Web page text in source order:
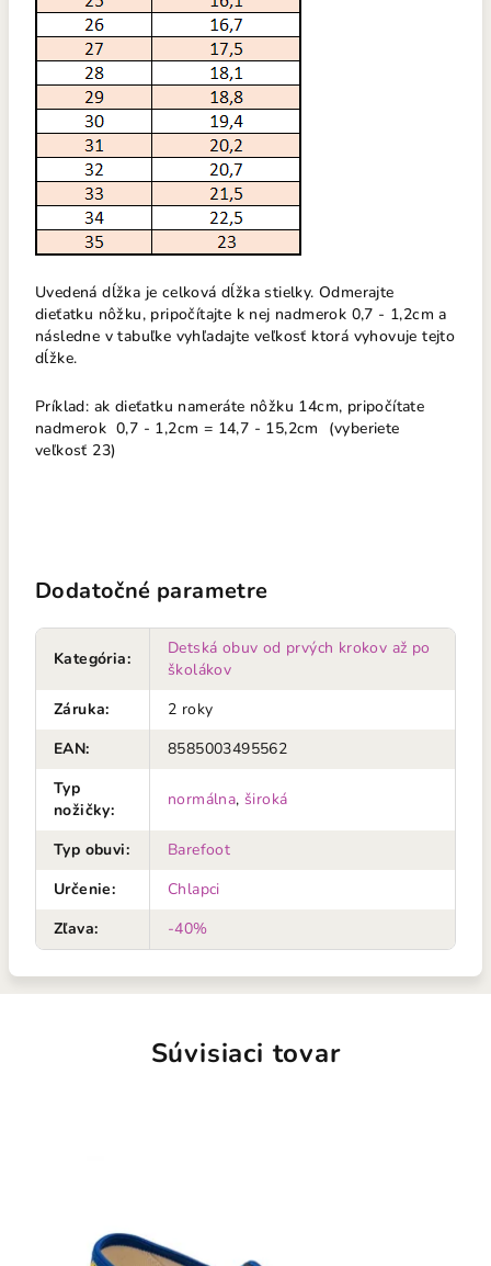
Uvedená dĺžka je celková dĺžka stielky. Odmerajte
dieťatku nôžku, pripočítajte k nej nadmerok 0,7 - 1,2cm a
následne v tabuľke vyhľadajte veľkosť ktorá vyhovuje tejto
dĺžke.
Príklad: ak dieťatku nameráte nôžku 14cm, pripočítate
nadmerok 0,7 - 1,2cm = 14,7 - 15,2cm (vyberiete
veľkosť 23)
Dodatočné parametre
Kategória:
Detská obuv od prvých krokov až po
školákov
Záruka:
2 roky
EAN:
8585003495562
Typ
nožičky:
normálna, široká
Typ obuvi:
Barefoot
Určenie:
Chlapci
Zľava: -40%
Súvisiaci tovar